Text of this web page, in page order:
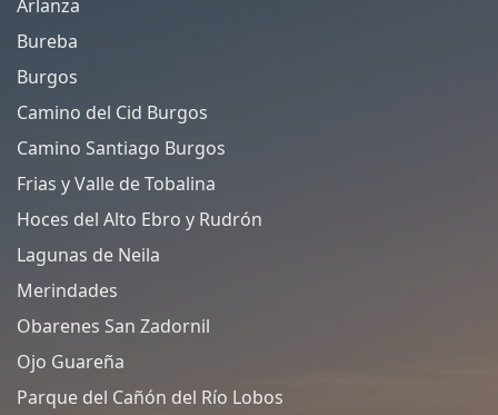
Arlanza
Bureba
Burgos
Camino del Cid Burgos
Camino Santiago Burgos
Frias y Valle de Tobalina
Hoces del Alto Ebro y Rudrón
Lagunas de Neila
Merindades
Obarenes San Zadornil
Ojo Guareña
Parque del Cañón del Río Lobos